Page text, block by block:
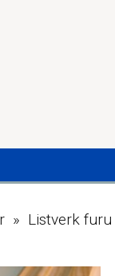
» Listverk furu